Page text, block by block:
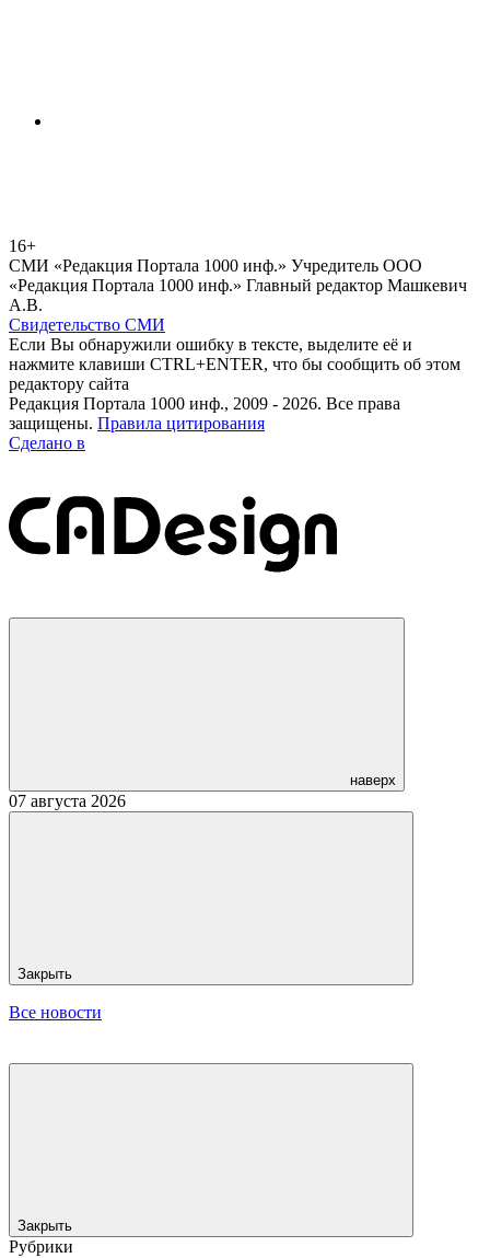
16+
СМИ «Редакция Портала 1000 инф.» Учредитель ООО
«Редакция Портала 1000 инф.» Главный редактор Машкевич
А.В.
Свидетельство СМИ
Если Вы обнаружили ошибку в тексте, выделите её и
нажмите клавиши CTRL+ENTER, что бы сообщить об этом
редактору сайта
Редакция Портала 1000 инф., 2009 - 2026. Все права
защищены. Правила цитирования
Сделано в
наверх
07 августа 2026
Закрыть
Все новости
Закрыть
Рубрики